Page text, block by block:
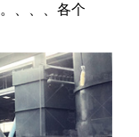
、、、各个